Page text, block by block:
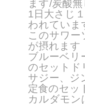
ます/炭酸
1日大さじ
われていま
このサワー
が摂れます
ブルーベリ
のセットド
サジー、ジ
定食のセッ
カルダモン